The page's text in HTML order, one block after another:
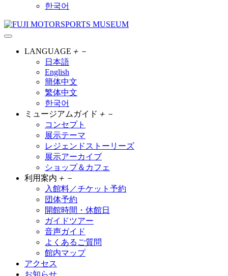
한국어
LANGUAGE ＋ －
日本語
English
簡体中文
繁体中文
한국어
ミュージアムガイド ＋ －
コンセプト
展示テーマ
レジェンドストーリーズ
展示アーカイブ
ショップ＆カフェ
利用案内 ＋ －
入館料／チケット予約
団体予約
開館時間・休館日
ガイドツアー
音声ガイド
よくあるご質問
館内マップ
アクセス
お知らせ